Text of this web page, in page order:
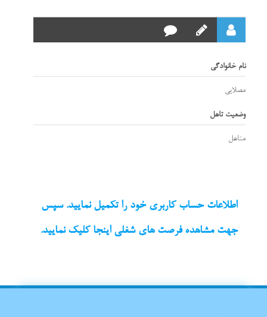
نام خانوادگی
مصلایی
وضعیت تاهل
متاهل
اطلاعات حساب کاربری خود را تکمیل نمایید. سپس
جهت مشاهده فرصت های شغلی اینجا کلیک نمایید.